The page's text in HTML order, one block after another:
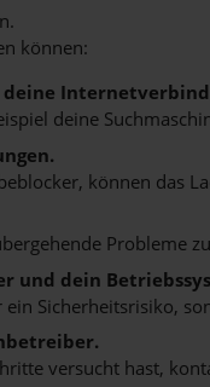
können:
deine
können das
Probleme
und dein
Sicherheitsrisiko,
versucht hast,